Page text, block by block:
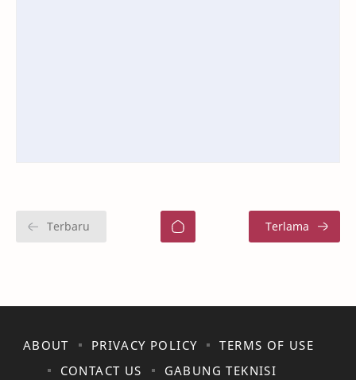
ABOUT PRIVACY POLICY
TERMS OF USE
CONTACT US
GABUNG TEKNISI